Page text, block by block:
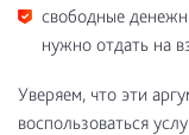
свободные
нужно отдать на
Уверяем, что эти
воспользоваться